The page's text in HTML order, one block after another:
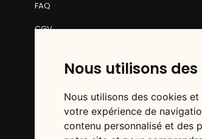
Nous utilisons des
Nous utilisons des cookies
votre expérience de
contenu personnalisé et des
FAQ
CGV
Politique de confidentialité